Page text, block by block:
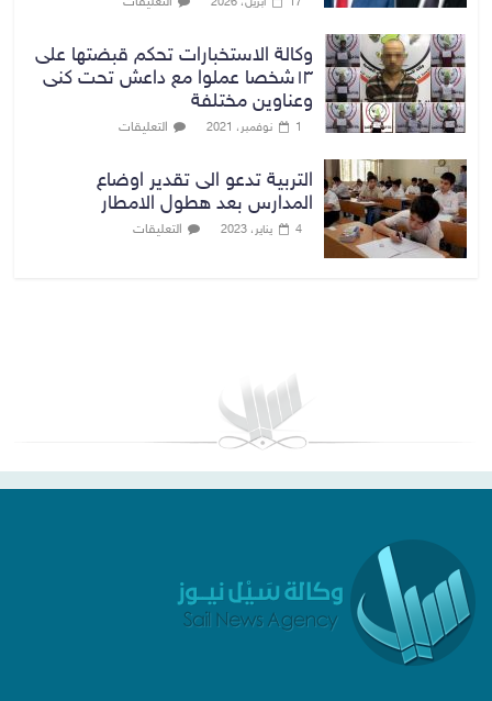
17 أبريل، 2026
وكالة الاستخبارات تحكم قبضتها على
١٣شخصا عملوا مع داعش تحت كنى
وعناوين مختلفة
1 نوفمبر، 2021 التعليقات
التربية تدعو الى تقدير اوضاع
المدارس بعد هطول الامطار
4 يناير، 2023 التعليقات